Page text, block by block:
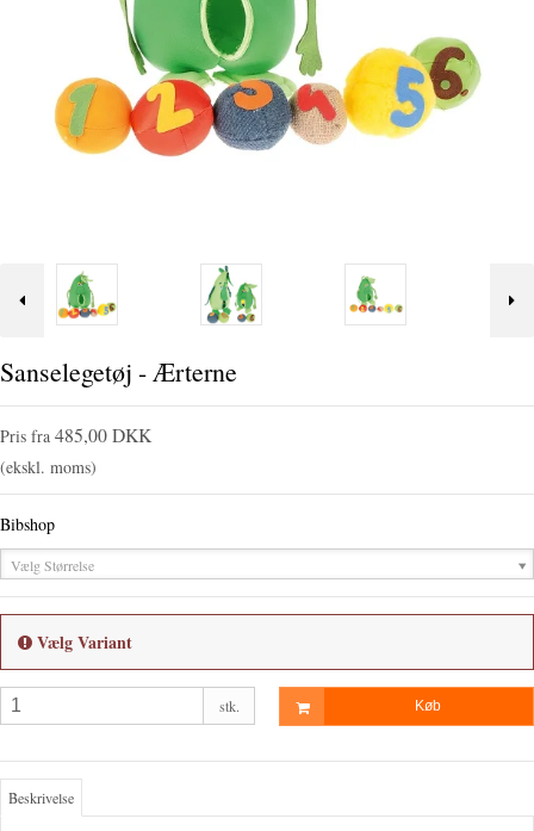
Sanselegetøj - Ærterne
Pris fra 485,00 DKK
(ekskl. moms)
Bibshop
Vælg Størrelse
Vælg Variant
stk. Køb
Beskrivelse